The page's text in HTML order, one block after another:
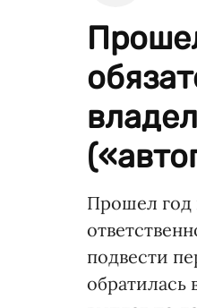
Прошел год
подвести